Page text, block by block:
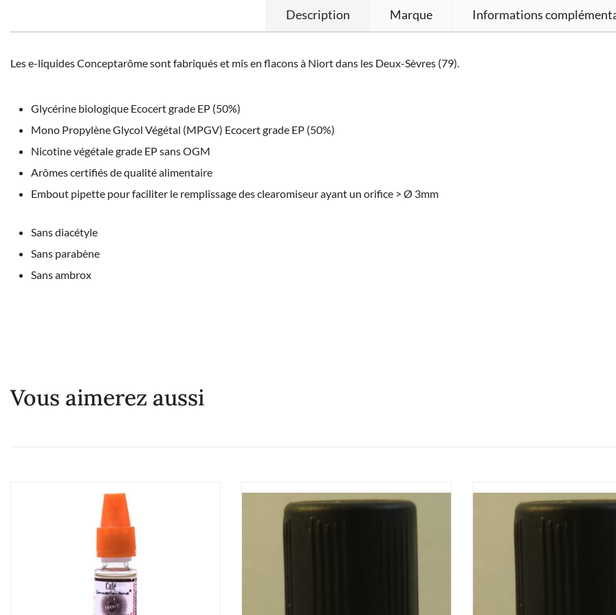
Description Marque Informations
Les e-liquides Conceptarôme sont fabriqués et mis en flacons à Niort dans les Deux-Sèvres (79).
Glycérine biologique Ecocert grade EP (50%)
Mono Propylène Glycol Végétal (MPGV) Ecocert grade EP (50%)
Nicotine végétale grade EP sans OGM
Arômes certifiés de qualité alimentaire
Embout pipette pour faciliter le remplissage des clearomiseur ayant un orifice > Ø 3mm
Sans diacétyle
Sans parabène
Sans ambrox
Vous aimerez aussi